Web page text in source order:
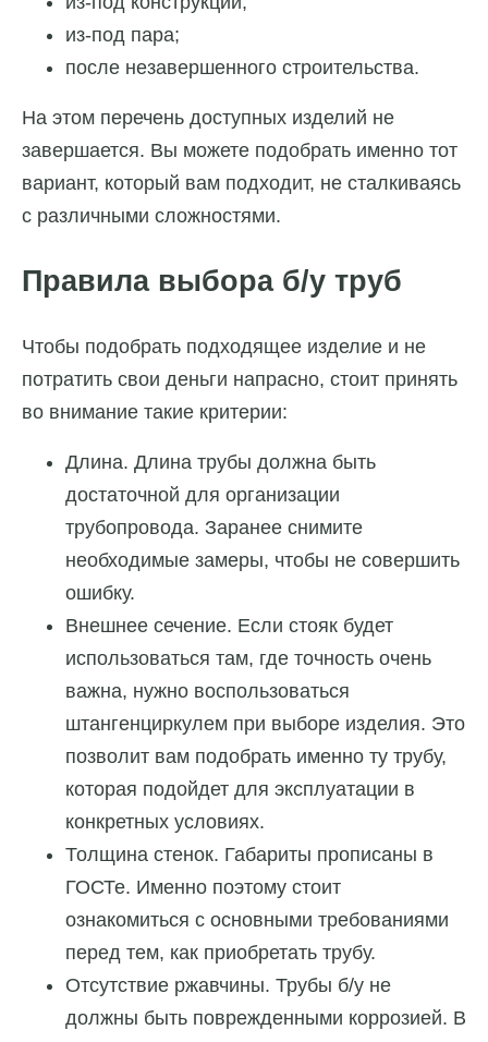
из-под пара;
после незавершенного строительства.
На этом перечень доступных изделий не
завершается. Вы можете подобрать именно тот
вариант, который вам подходит, не сталкиваясь
с различными сложностями.
Правила выбора б/у труб
Чтобы подобрать подходящее изделие и не
потратить свои деньги напрасно, стоит принять
во внимание такие критерии:
Длина. Длина трубы должна быть
достаточной для организации
трубопровода. Заранее снимите
необходимые замеры, чтобы не совершить
ошибку.
Внешнее сечение. Если стояк будет
использоваться там, где точность очень
важна, нужно воспользоваться
штангенциркулем при выборе изделия. Это
позволит вам подобрать именно ту трубу,
которая подойдет для эксплуатации в
конкретных условиях.
Толщина стенок. Габариты прописаны в
ГОСТе. Именно поэтому стоит
ознакомиться с основными требованиями
перед тем, как приобретать трубу.
Отсутствие ржавчины. Трубы б/у не
должны быть поврежденными коррозией. В